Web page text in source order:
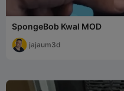
SpongeBob Kwal MOD
jajaum3d